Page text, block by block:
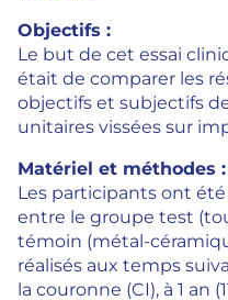
Objectifs :
Le but de cet essai
était de comparer les
objectifs et subjectifs
unitaires vissées sur
Matériel et méthodes :
Les participants ont
entre le groupe test
témoin (métal-
réalisés aux temps
la couronne (CI), à 1 an